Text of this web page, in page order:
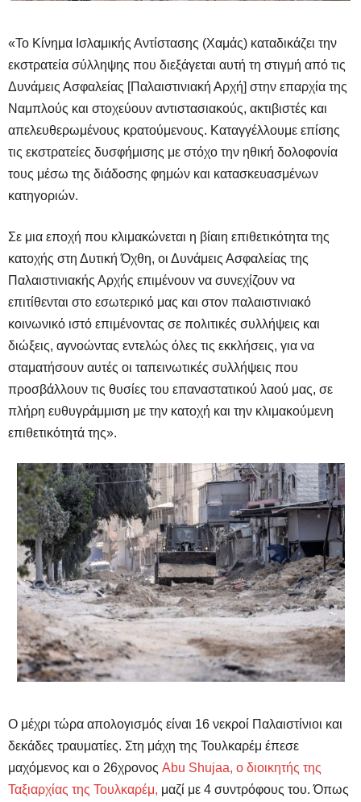
«Το Κίνημα Ισλαμικής Αντίστασης (Χαμάς) καταδικάζει την
εκστρατεία σύλληψης που διεξάγεται αυτή τη στιγμή από τις
Δυνάμεις Ασφαλείας [Παλαιστινιακή Αρχή] στην επαρχία της
Ναμπλούς και στοχεύουν αντιστασιακούς, ακτιβιστές και
απελευθερωμένους κρατούμενους. Καταγγέλλουμε επίσης
τις εκστρατείες δυσφήμισης με στόχο την ηθική δολοφονία
τους μέσω της διάδοσης φημών και κατασκευασμένων
κατηγοριών.
Σε μια εποχή που κλιμακώνεται η βίαιη επιθετικότητα της
κατοχής στη Δυτική Όχθη, οι Δυνάμεις Ασφαλείας της
Παλαιστινιακής Αρχής επιμένουν να συνεχίζουν να
επιτίθενται στο εσωτερικό μας και στον παλαιστινιακό
κοινωνικό ιστό επιμένοντας σε πολιτικές συλλήψεις και
διώξεις, αγνοώντας εντελώς όλες τις εκκλήσεις, για να
σταματήσουν αυτές οι ταπεινωτικές συλλήψεις που
προσβάλλουν τις θυσίες του επαναστατικού λαού μας, σε
πλήρη ευθυγράμμιση με την κατοχή και την κλιμακούμενη
επιθετικότητά της».
Ο μέχρι τώρα απολογισμός είναι 16 νεκροί Παλαιστίνιοι και
δεκάδες τραυματίες. Στη μάχη της Τουλκαρέμ έπεσε
μαχόμενος και ο 26χρονος Abu Shujaa, ο διοικητής της
Ταξιαρχίας της Τουλκαρέμ, μαζί με 4 συντρόφους του. Όπως